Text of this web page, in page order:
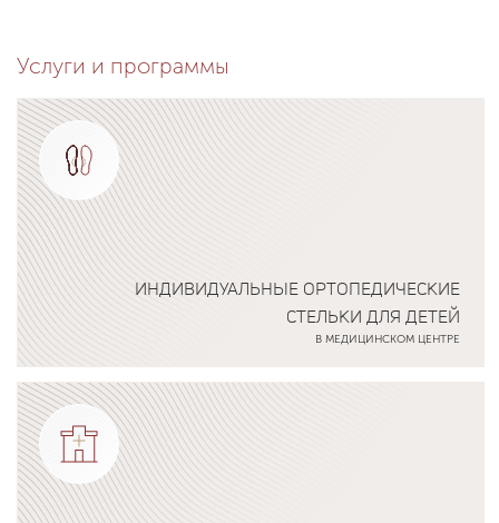
Услуги и программы
ИНДИВИДУАЛЬНЫЕ ОРТОПЕДИЧЕСКИЕ
СТЕЛЬКИ ДЛЯ ДЕТЕЙ
В МЕДИЦИНСКОМ ЦЕНТРЕ
Подробнее о программе